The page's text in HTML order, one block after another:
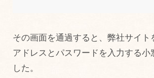
その画面を通過すると、弊社サイト
アドレスとパスワードを入力する小
した。